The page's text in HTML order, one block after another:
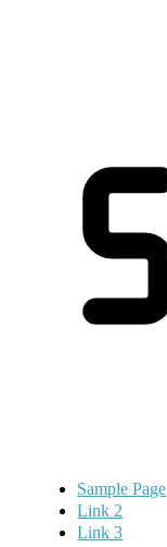
Sample Page
Link 2
Link 3